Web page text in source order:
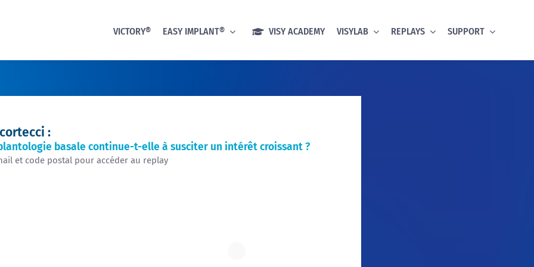
VICTORY® EASY IMPLANT® VISY ACADEMY VISYLAB REPLAYS SUPPORT
:
basale continue-t-elle à susciter un intérêt croissant ?
et code postal pour accéder au replay